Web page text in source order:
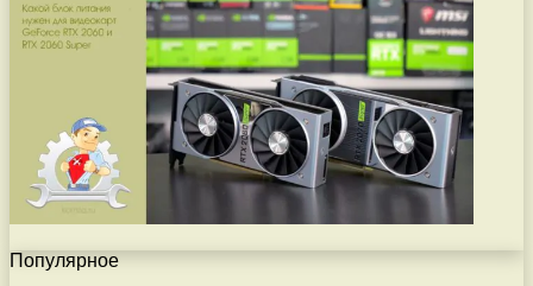
Популярное